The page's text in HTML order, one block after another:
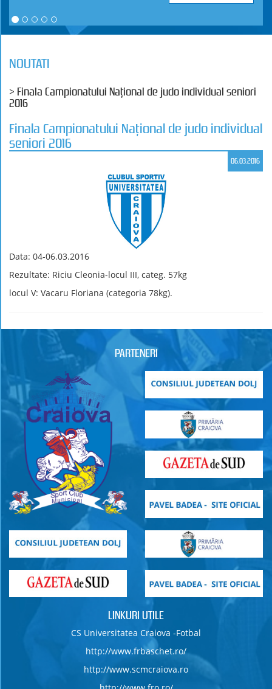
NOUTATI
> Finala Campionatului Naţional de judo individual seniori
2016
Finala Campionatului Naţional de judo individual
seniori 2016
06.03.2016
Data: 04-06.03.2016
Rezultate: Riciu Cleonia-locul III, categ. 57kg
locul V: Vacaru Floriana (categoria 78kg).
PARTENERI
LINKURI UTILE
CS Universitatea Craiova -Fotbal
http://www.frbaschet.ro/
http://www.scmcraiova.ro